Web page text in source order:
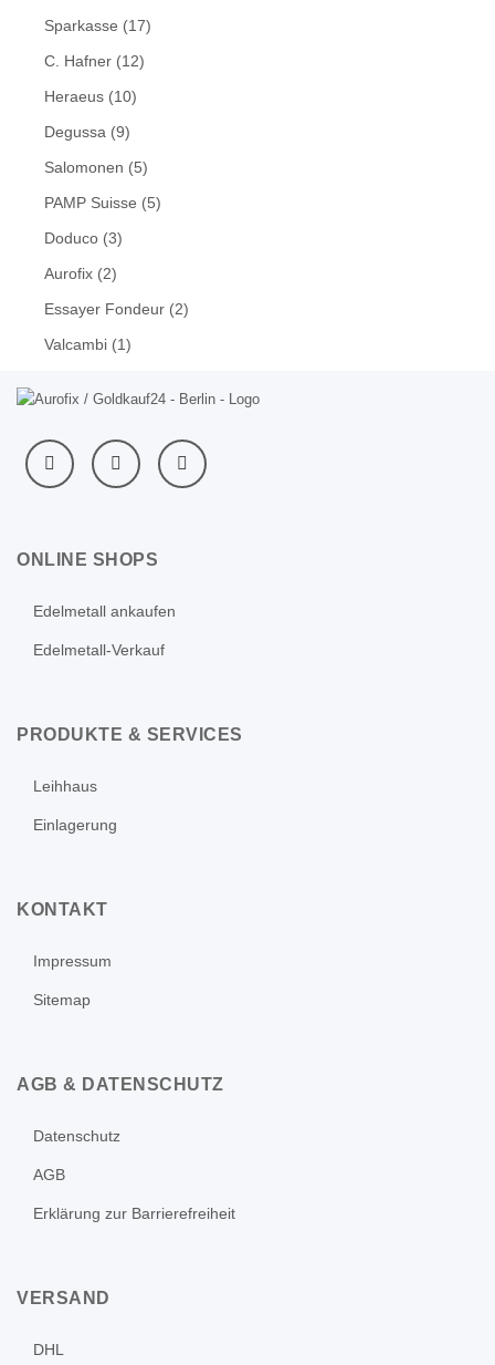
Sparkasse (17)
C. Hafner (12)
Heraeus (10)
Degussa (9)
Salomonen (5)
PAMP Suisse (5)
Doduco (3)
Aurofix (2)
Essayer Fondeur (2)
Valcambi (1)
ONLINE SHOPS
Edelmetall ankaufen
Edelmetall-Verkauf
PRODUKTE & SERVICES
Leihhaus
Einlagerung
KONTAKT
Impressum
Sitemap
AGB & DATENSCHUTZ
Datenschutz
AGB
Erklärung zur Barrierefreiheit
VERSAND
DHL